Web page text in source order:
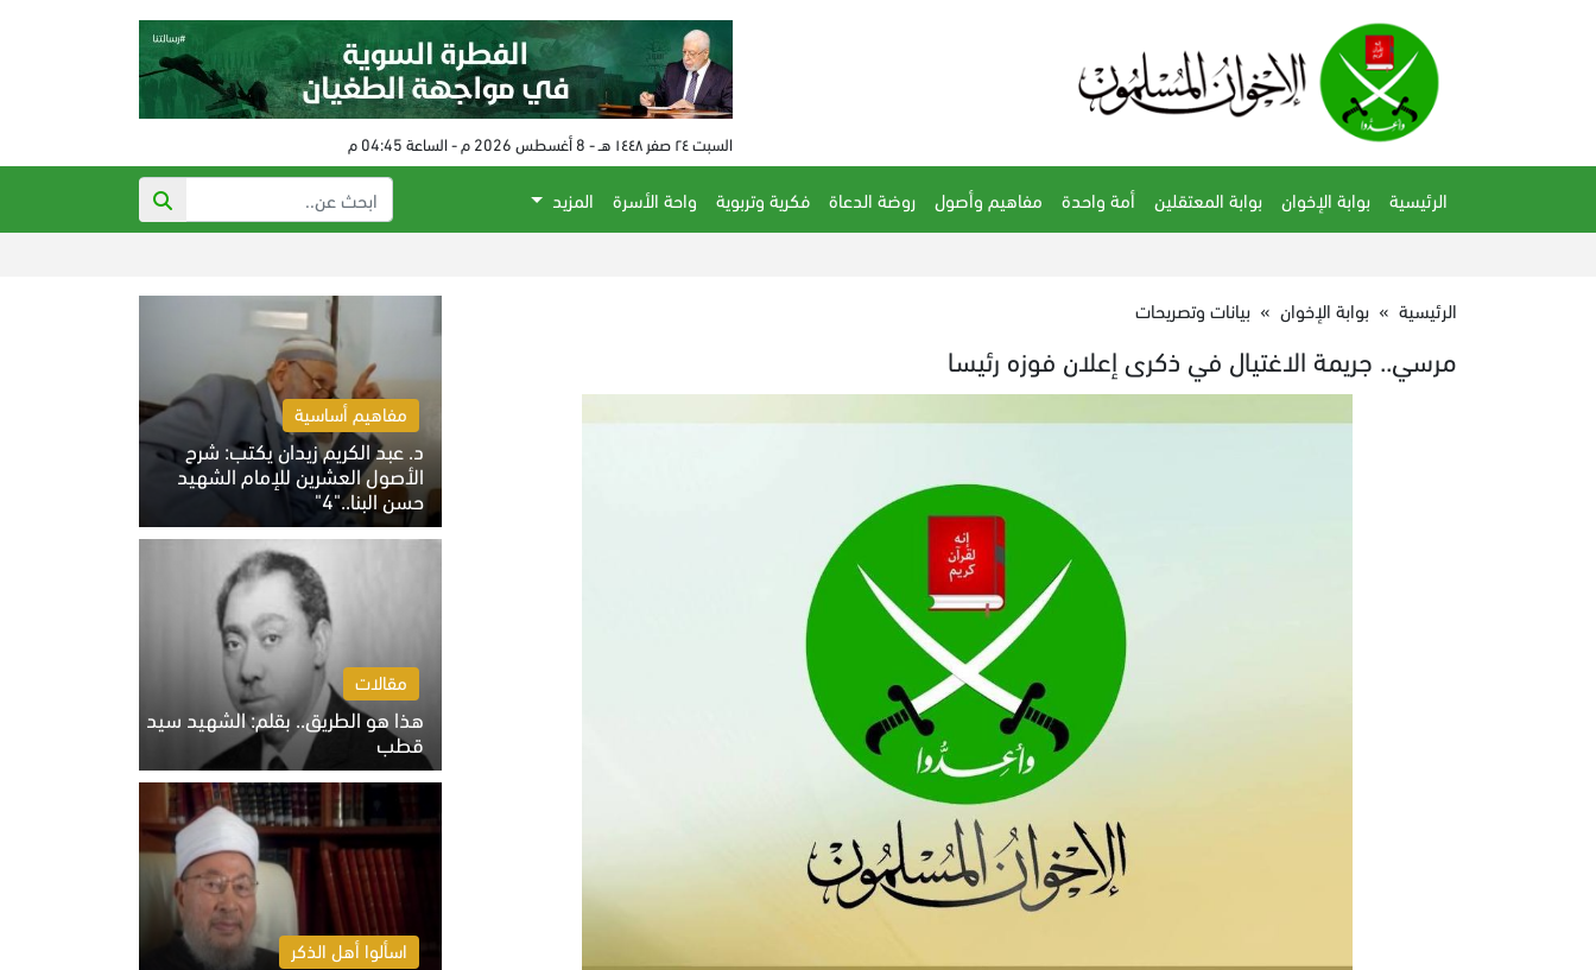
السبت ٢٤ صفر ١٤٤٨ هـ - 8 أغسطس 2026 م - الساعة 04:45 م
الرئيسية بوابة الإخوان بوابة المعتقلين أمة واحدة مفاهيم وأصول روضة الدعاة فكرية وتربوية واحة الأسرة
المزيد
الرئيسية » بوابة الإخوان » بيانات وتصريحات
مرسي.. جريمة الاغتيال في ذكرى إعلان فوزه رئيسا
مفاهيم أساسية
د. عبد الكريم زيدان يكتب: شرح
الأصول العشرين للإمام الشهيد
حسن البنا.."4"
الخميس 6 أغسطس 2026 10:27 ص
مقالات
هذا هو الطريق.. بقلم: الشهيد سيد
قطب
الخميس 6 أغسطس 2026 10:52 ص
اسألوا أهل الذكر